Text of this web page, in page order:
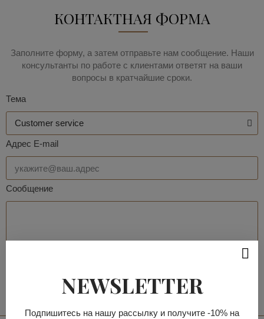
КОНТАКТНАЯ ФОРМА
Заполните форму, а затем отправьте нам сообщение. Наши
консультанты по работе с клиентами ответят на ваши
вопросы в кратчайшие сроки.
Тема
Адрес E-mail
Сообщение
Отправить
NEWSLETTER
Подпишитесь на нашу рассылку и получите -10% на